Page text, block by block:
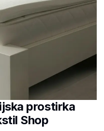
prostirka
Shop